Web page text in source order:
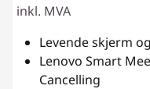
inkl. MVA
Levende skjerm
Lenovo Smart
Cancelling